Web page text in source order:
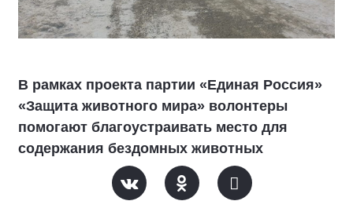
В рамках проекта партии «Единая Россия»
«Защита животного мира» волонтеры
помогают благоустраивать место для
содержания бездомных животных